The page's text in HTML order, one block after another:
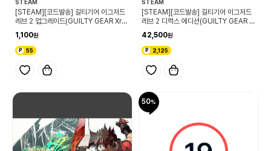
STEAM
[STEAM][코드발송] 길티기어 이그저드
레브 2 업그레이드(GUILTY GEAR Xrd
1,100
55
STEAM
[STEAM][코드발송] 길티기어 이그저드
레브 2 디럭스 에디션(GUILTY GEAR Xr
42,500
2,125
50